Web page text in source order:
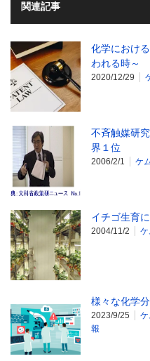
関連記事
化学におけ
われる時～
2020/12/29
不斉触媒研
界１位
2006/2/1 ケ
イチゴ生育
2004/11/2 ケ
様々な化学
2023/9/25 ケ
報